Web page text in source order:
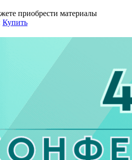
приобрести материалы
Купить